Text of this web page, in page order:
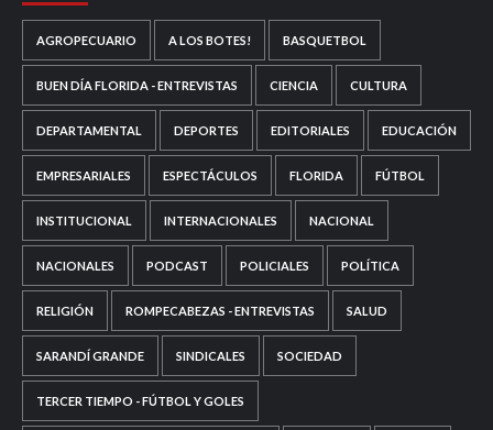
AGROPECUARIO A LOS BOTES! BASQUETBOL
BUEN DÍA FLORIDA - ENTREVISTAS CIENCIA CULTURA
DEPARTAMENTAL DEPORTES EDITORIALES EDUCACIÓN
EMPRESARIALES ESPECTÁCULOS FLORIDA FÚTBOL
INSTITUCIONAL INTERNACIONALES NACIONAL
NACIONALES PODCAST POLICIALES POLÍTICA
RELIGIÓN ROMPECABEZAS - ENTREVISTAS SALUD
SARANDÍ GRANDE SINDICALES SOCIEDAD
TERCER TIEMPO - FÚTBOL Y GOLES